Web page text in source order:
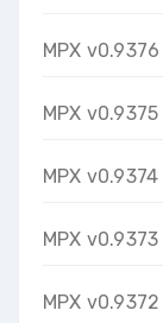
MPX v0.9376
MPX v0.9375
MPX v0.9374
MPX v0.9373
MPX v0.9372